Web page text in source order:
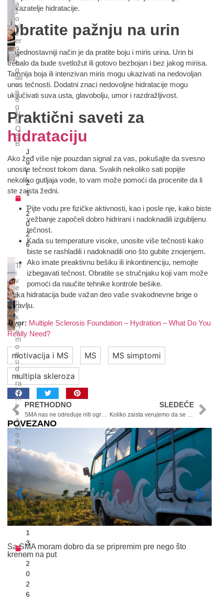
pokazatelje hidratacije.
Obratite pažnju na urin
Najjednostavniji način je da pratite boju i miris urina. Urin bi
trebalo da bude svetložut ili gotovo bezbojan i bez jakog mirisa.
Tamnija boja ili intenzivan miris mogu ukazivati na nedovoljan
unos tečnosti. Dodatni znaci nedovoljne hidratacije mogu
uključivati suva usta, glavobolju, umor i razdražljivost.
Praktični saveti za
hidrataciju
Ako žeđ više nije pouzdan signal za vas, pokušajte da svesno
unosite tečnost tokom dana. Svakih nekoliko sati popijte
nekoliko gutljaja vode, to vam može pomoći da procenite da li
ste zaista žedni.
Pijte vodu pre fizičke aktivnosti, kao i posle nje, kako biste
vežbanje započeli dobro hidrirani i nadoknadili izgubljenu
tečnost.
Kada su temperature visoke, unosite više tečnosti kako
biste se rashladili i nadoknadili ono što gubite znojenjem.
Ako imate preaktivnu bešiku ili inkontinenciju, nemojte
izbegavati tečnost. Obratite se stručnjaku koji vam može
pomoći da naučite tehnike kontrole bešike.
Neka hidratacija bude važan deo vaše svakodnevne brige o
zdravlju.
Izvor: Multiple Sclerosis Foundation – Hydration – What Do You
Really Need?
motivacija i MS MS MS simptomi
multipla skleroza
PRETHODNO
SMA nas ne određuje niti ograničava naše snove
SLEDEĆE
Koliko zaista verujemo da se sve dešava s razlogom?
POVEZANO
Sa SMA moram dobro da se pripremim pre nego što
krenem na put
a
z
o
vi
s
er
o
n
e
g
ati
v
n
o
g
N
M
O
S
B
J
u
l
2
1
2
0
2
6
Tr
i
v
e
ž
b
e
k
oj
e
m
o
g
u
d
a
ra
di
m
i
z
a
št
o
ih
pr
a
kti
k
uj
e
m
J
u
l
1
3
,
2
0
2
6